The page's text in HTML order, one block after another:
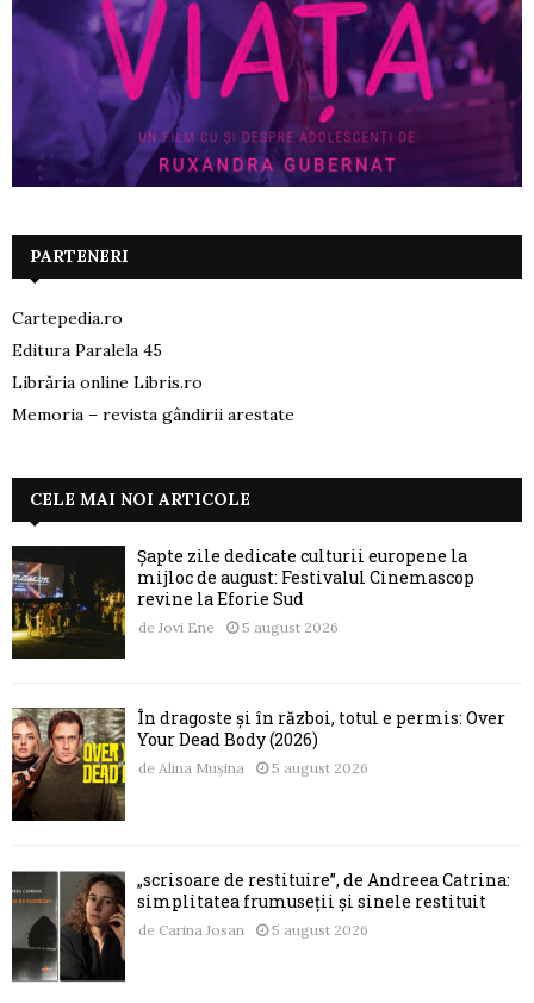
PARTENERI
Cartepedia.ro
Editura Paralela 45
Librăria online Libris.ro
Memoria – revista gândirii arestate
CELE MAI NOI ARTICOLE
Șapte zile dedicate culturii europene la
mijloc de august: Festivalul Cinemascop
revine la Eforie Sud
de Jovi Ene 5 august 2026
În dragoste și în război, totul e permis: Over
Your Dead Body (2026)
de Alina Mușina 5 august 2026
„scrisoare de restituire”, de Andreea Catrina:
simplitatea frumuseții și sinele restituit
de Carina Josan 5 august 2026